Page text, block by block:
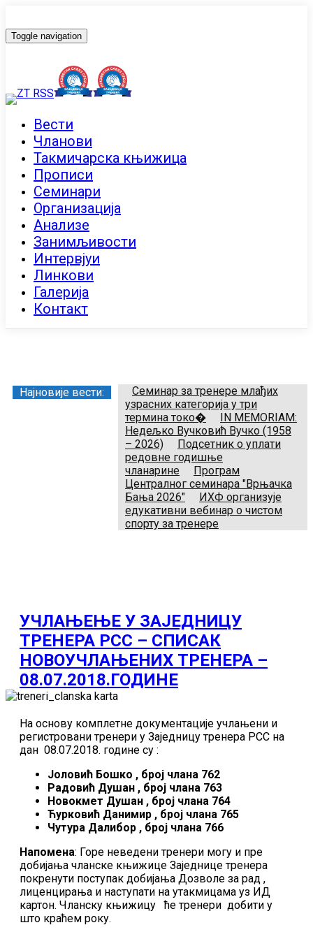
Toggle navigation
Вести
Чланови
Такмичарска књижица
Прописи
Семинари
Организација
Анализе
Занимљивости
Интервјуи
Линкови
Галерија
Контакт
Најновије вести:
Семинар за тренере млађих
узрасних категорија у три
термина токо�
IN MEMORIAM:
Недељко Вучковић Вучко (1958
– 2026)
Подсетник о уплати
редовне годишње
чланарине
Програм
Централног семинара "Врњачка
Бања 2026"
ИХФ организује
едукативни вебинар о чистом
спорту за тренере
УЧЛАЊЕЊЕ У ЗАЈЕДНИЦУ
ТРЕНЕРА РСС – СПИСАК
НОВОУЧЛАЊЕНИХ ТРЕНЕРА –
08.07.2018.ГОДИНЕ
На основу комплетне документације учлањени и
регистровани тренери у Заједницу тренера РСС на
дан 08.07.2018. године су :
Јоловић Бошко , број члана 762
Радовић Душан , број члана 763
Новокмет Душан , број члана 764
Ћурковић Данимир , број члана 765
Чутура Далибор , број члана 766
Напомена: Горе неведени тренери могу и пре
добијања чланске књижице Заједнице тренера
покренути поступак добијања Дозволе за рад ,
лиценцирања и наступати на утакмицама уз ИД
картон. Чланску књижицу ће тренери добити у
што краћем року.